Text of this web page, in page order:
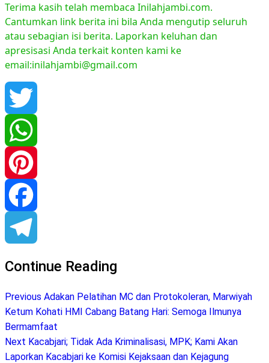
Terima kasih telah membaca Inilahjambi.com.
Cantumkan link berita ini bila Anda mengutip seluruh
atau sebagian isi berita. Laporkan keluhan dan
apresisasi Anda terkait konten kami ke
email:inilahjambi@gmail.com
Twitter
WhatsApp
Pinterest
Facebook
Telegram
Continue Reading
Previous Adakan Pelatihan MC dan Protokoleran, Marwiyah
Ketum Kohati HMI Cabang Batang Hari: Semoga Ilmunya
Bermamfaat
Next Kacabjari; Tidak Ada Kriminalisasi, MPK; Kami Akan
Laporkan Kacabjari ke Komisi Kejaksaan dan Kejagung